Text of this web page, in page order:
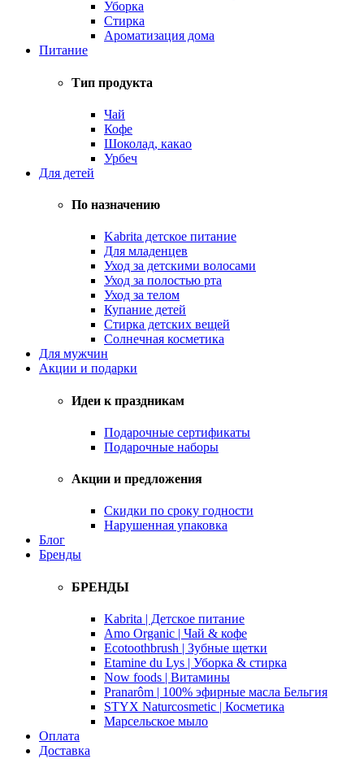
Уборка
Стирка
Ароматизация дома
Питание
Тип продукта
Чай
Кофе
Шоколад, какао
Урбеч
Для детей
По назначению
Kabrita детское питание
Для младенцев
Уход за детскими волосами
Уход за полостью рта
Уход за телом
Купание детей
Стирка детских вещей
Солнечная косметика
Для мужчин
Акции и подарки
Идеи к праздникам
Подарочные сертификаты
Подарочные наборы
Акции и предложения
Скидки по сроку годности
Нарушенная упаковка
Блог
Бренды
БРЕНДЫ
Kabrita | Детское питание
Amo Organic | Чай & кофе
Ecotoothbrush | Зубные щетки
Etamine du Lys | Уборка & стирка
Now foods | Витамины
Pranarôm | 100% эфирные масла Бельгия
STYX Naturcosmetic | Косметика
Марсельское мыло
Оплата
Доставка